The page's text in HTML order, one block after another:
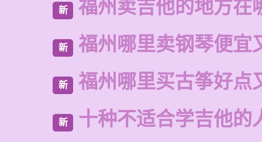
新 福州卖吉他的地方在
新 福州哪里卖钢琴便宜
新 福州哪里买古筝好点
新 十种不适合学吉他的